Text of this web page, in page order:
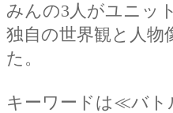
みんの3人がユニッ
独自の世界観と人
た。
キーワードは≪バ